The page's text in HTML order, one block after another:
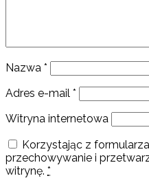
Nazwa *
Adres e-mail *
Witryna internetowa
Korzystając z
przechowywanie i
witrynę. *